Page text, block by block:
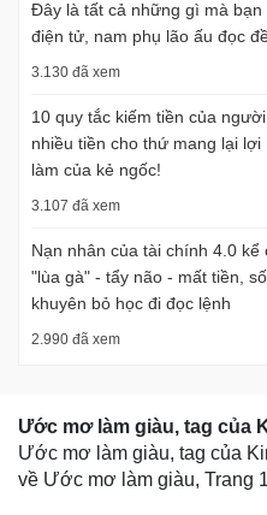
Đây là tất cả những gì mà bạn
điện tử, nam phụ lão ấu đọc
3.130 đã xem
10 quy tắc kiếm tiền của
nhiều tiền cho thứ mang lại lợi
làm của kẻ ngốc!
3.107 đã xem
Nạn nhân của tài chính 4.0 kể
"lùa gà" - tẩy não - mất tiền,
khuyên bỏ học đi đọc lệnh
2.990 đã xem
Ước mơ làm giàu, tag của
Ước mơ làm giàu, tag của
về Ước mơ làm giàu, Trang 1